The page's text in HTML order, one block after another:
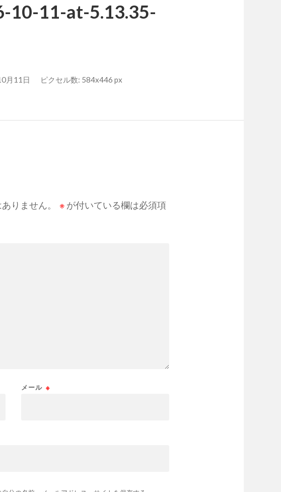
10-11-at-5.13.35-
月11日 ピクセル数: 584x446 px
りません。 ※ が付いている欄は必須項
メール ※